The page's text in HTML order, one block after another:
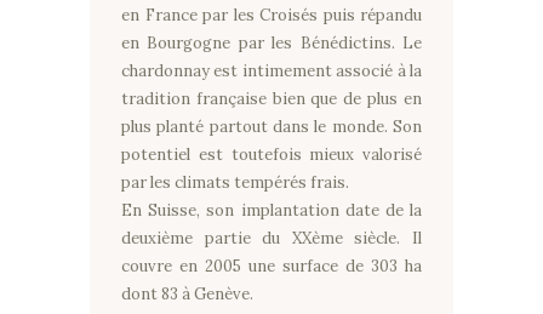
en France par les Croisés puis répandu
en Bourgogne par les Bénédictins. Le
chardonnay est intimement associé à la
tradition française bien que de plus en
plus planté partout dans le monde. Son
potentiel est toutefois mieux valorisé
par les climats tempérés frais.
En Suisse, son implantation date de la
deuxième partie du XXème siècle. Il
couvre en 2005 une surface de 303 ha
dont 83 à Genève.